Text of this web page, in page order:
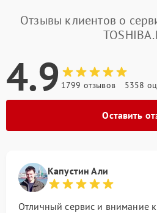
Отзывы клиентов о
4.9 1799 отзывов 5358
Оставить
Капустин Али
Отличный сервис и внимание